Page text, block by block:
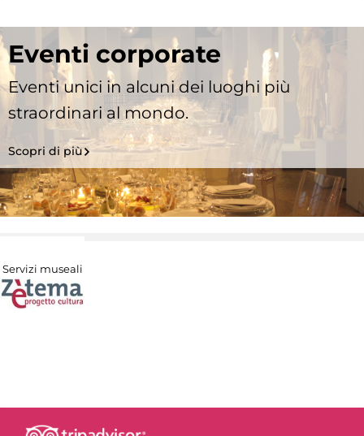
Eventi corporate
Eventi unici in alcuni dei luoghi più
straordinari al mondo.
Scopri di più
Servizi museali